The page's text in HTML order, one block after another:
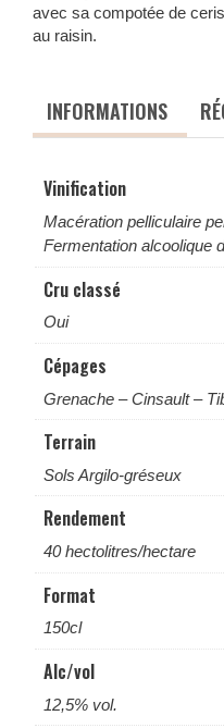
avec sa compotée de
au raisin.
INFORMATIONS
Vinification
Macération pelliculaire
Fermentation alcoolique
Cru classé
Oui
Cépages
Grenache – Cinsault –
Terrain
Sols Argilo-gréseux
Rendement
40 hectolitres/hectare
Format
150cl
Alc/vol
12,5% vol.